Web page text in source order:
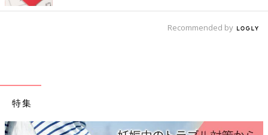
Recommended by
特集